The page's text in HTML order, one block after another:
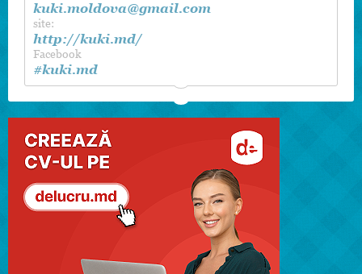
kuki.moldova@gmail.com
site:
http://kuki.md/
Facebook
#kuki.md